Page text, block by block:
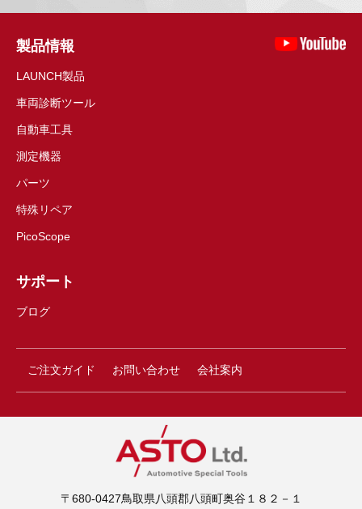
製品情報
LAUNCH製品
車両診断ツール
自動車工具
測定機器
パーツ
特殊リペア
PicoScope
サポート
ブログ
ご注文ガイド お問い合わせ 会社案内
〒680-0427鳥取県八頭郡八頭町奥谷１８２－１